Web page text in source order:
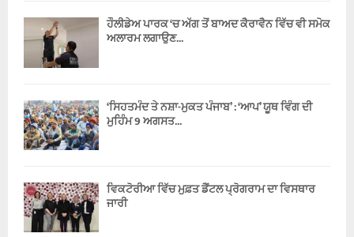
ਹੌਲੀਡੇਅ ਪਾਰਕ ‘ਚ ਅੱਗ ਤੋਂ ਬਾਅਦ ਕੈਰਾਵੈਨ ਵਿੱਚ ਵੀ ਸਮੋਕ
ਅਲਾਰਮ ਲਗਾਉਣ...
‘ਸਿਹਤਮੰਦ ਤੇ ਨਸ਼ਾ-ਮੁਕਤ ਪੰਜਾਬ’ : ‘ਆਪ’ ਯੂਥ ਵਿੰਗ ਦੀ
ਮੁਹਿੰਮ 9 ਅਗਸਤ...
ਵਿਕਟੋਰੀਆ ਵਿੱਚ ਮੁਫ਼ਤ ਡੈਂਟਲ ਪ੍ਰੋਗਰਾਮ ਦਾ ਵਿਸਥਾਰ
ਜਾਰੀ